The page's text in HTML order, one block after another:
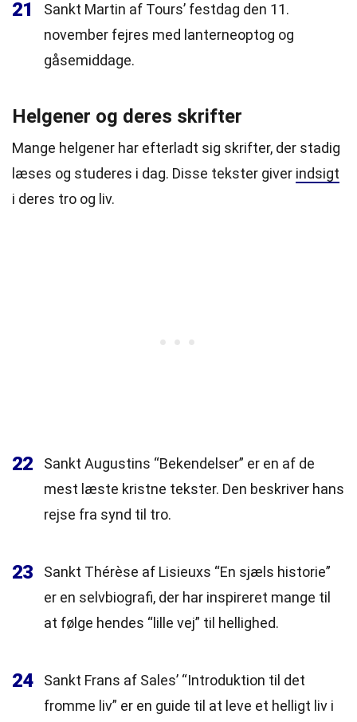
21
Sankt Martin af Tours’ festdag den 11.
november fejres med lanterneoptog og
gåsemiddage.
Helgener og deres skrifter
Mange helgener har efterladt sig skrifter, der stadig
læses og studeres i dag. Disse tekster giver indsigt
i deres tro og liv.
22
Sankt Augustins “Bekendelser” er en af de
mest læste kristne tekster. Den beskriver hans
rejse fra synd til tro.
23
Sankt Thérèse af Lisieuxs “En sjæls historie”
er en selvbiografi, der har inspireret mange til
at følge hendes “lille vej” til hellighed.
24
Sankt Frans af Sales’ “Introduktion til det
fromme liv” er en guide til at leve et helligt liv i